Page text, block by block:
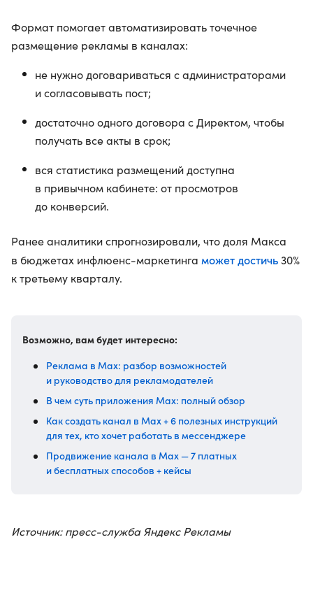
Формат помогает автоматизировать точечное
размещение рекламы в каналах:
не нужно договариваться с администраторами
и согласовывать пост;
достаточно одного договора с Директом, чтобы
получать все акты в срок;
вся статистика размещений доступна
в привычном кабинете: от просмотров
до конверсий.
Ранее аналитики спрогнозировали, что доля Макса
в бюджетах инфлюенс-маркетинга может достичь30%
к третьему кварталу.
Возможно, вам будет интересно:
Реклама в Max: разбор возможностей
и руководство для рекламодателей
В чем суть приложения Max: полный обзор
Как создать канал в Max + 6 полезных инструкций
для тех, кто хочет работать в мессенджере
Продвижение канала в Max — 7 платных
и бесплатных способов + кейсы
Источник: пресс-служба Яндекс Рекламы